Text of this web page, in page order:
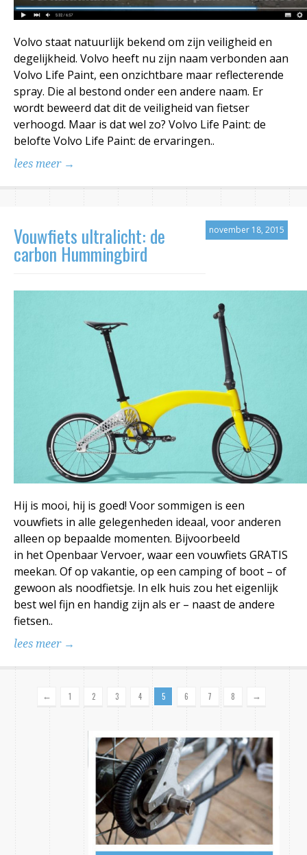
Volvo staat natuurlijk bekend om zijn veiligheid en
degelijkheid. Volvo heeft nu zijn naam verbonden aan
Volvo Life Paint, een onzichtbare maar reflecterende
spray. Die al bestond onder een andere naam. Er
wordt beweerd dat dit de veiligheid van fietser
verhoogd. Maar is dat wel zo? Volvo Life Paint: de
belofte Volvo Life Paint: de ervaringen..
lees meer →
november 18, 2015
Vouwfiets ultralicht: de
carbon Hummingbird
Hij is mooi, hij is goed! Voor sommigen is een
vouwfiets in alle gelegenheden ideaal, voor anderen
alleen op bepaalde momenten. Bijvoorbeeld
in het Openbaar Vervoer, waar een vouwfiets GRATIS
meekan. Of op vakantie, op een camping of boot – of
gewoon als noodfietsje. In elk huis zou het eigenlijk
best wel fijn en handig zijn als er – naast de andere
fietsen..
lees meer →
← 1 2 3 4 5 6 7 8 →